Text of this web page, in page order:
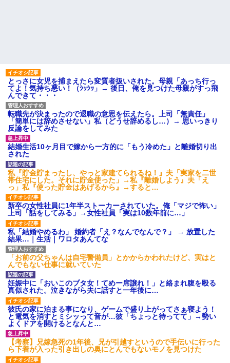
こに金庫があったから、開けて
みようとしただけ☆』義兄「泥
は出てけ！二度と来るな！」結
果・・・
私「初めて飲む味だけどなん
のお茶？」彼「ちっ！」私「」
【GIF】JSのカンチョーワロ
タ
後続車にクラクションを鳴ら
され彼氏が逆切れ。「何クラク
ション鳴らしてんだ！降りてこ
いよ！」と怒鳴りだし...
【衝撃】報酬100万円超の治験
募集がこちらｗｗｗｗｗ(※画像
あり)
【ネット騒然】惨殺されたタ
ワマン頂き女子のこの動画、す
げえええええｗｗｗｗｗｗｗｗ
ｗｗｗ
【愕然】白のクラウン俺氏、
高速道路左車線を制限速度で走
った結果wwwwwwwwwwww
百年の恋12-899 食べた量を
張り合ってくる
【悲報】佐藤輝明・・・２軍
でも盛大にやらかす←あまり悲
しませないでくれ
とっさに女児を捕まえたら変質者扱いされた。母親「あっち行っ
てよ！気持ち悪い！（ｼｯｼｯ」→ 後日、俺を見つけた母親がすっ飛
んできて・・・
転職先が決まったので退職の意思を伝えたら。上司「無責任」
「簡単には辞めさせない」私（どうせ辞めるし…）→ 思いっきり
反論をしてみた
結婚生活10ヶ月目で嫁から一方的に「もう冷めた」と離婚切り出
された
私『貯金貯まったし、やっと家建てられるね！』夫「実家を二世
帯住宅にした。それに貯金使った」→私『離婚しよう』夫「え
っ」私『使った貯金はあげるから』→すると…
新卒の女性社員に1年半ストーカーされていた。俺「マジで怖い」
上司「話をしてみる」→女性社員「実は10数年前に…」
私「結婚やめるわ」 婚約者「え？なんでなんで？」 → 放置した
結果…｜生活｜ワロタあんてな
「お前の父ちゃんは自宅警備員」とかからかわれたけど、実はと
んでもない仕事に就いていた
妊娠中に「おいこのブタ女！てめー席譲れ！」と絡まれ腹を殴る
真似された。泣きながら夫に話すと一年後に…
彼氏の家に泊まる事になり、ゲームで盛り上がってさぁ寝よう！
と電気を消すとミシッって音が…彼「ちょっと待ってて」→勢い
よくドアを開けるとなんと…
【考察】兄嫁急死の1年後、兄が引越すというので手伝いに行った
ら下着が入った引き出しの奥にとんでもないモノを見つけた